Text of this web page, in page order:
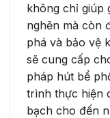
không chỉ giúp
nghẽn mà còn
phá và bảo vệ
sẽ cung cấp
pháp hút bể
trình thực hiện
bạch cho đến